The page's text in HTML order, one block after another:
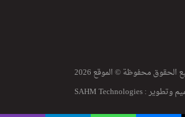
الحقوق محفوظة © الموقع 2026
وتطوير :SAHM Technologies